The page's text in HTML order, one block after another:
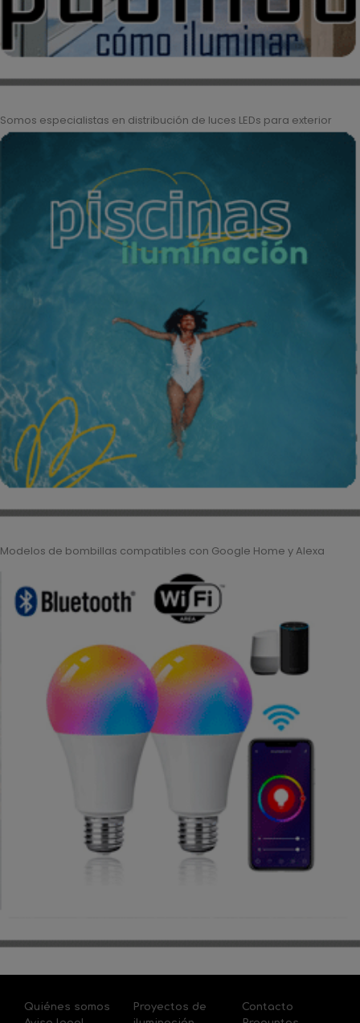
Somos especialistas en distribución de luces LEDs para exterior
Modelos de bombillas compatibles con Google Home y Alexa
Quiénes somos
Proyectos de
Contacto